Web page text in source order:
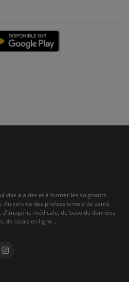
vise à aider et à former les soignants
Au service des professionnels de santé
médicale, de base de données
de cours en ligne...